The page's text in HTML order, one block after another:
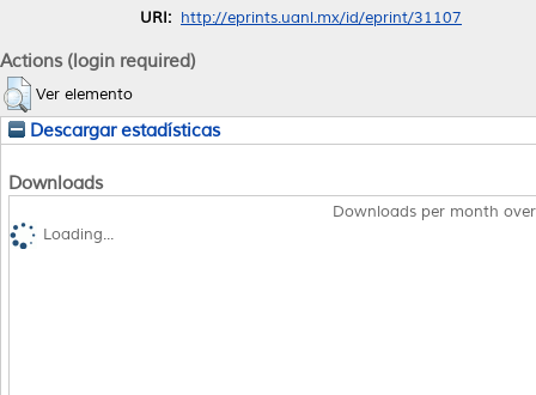
URI: http://eprints.uanl.mx/id/eprint/31107
Actions (login required)
Ver elemento
Descargar estadísticas
Downloads
Downloads per month
Loading...